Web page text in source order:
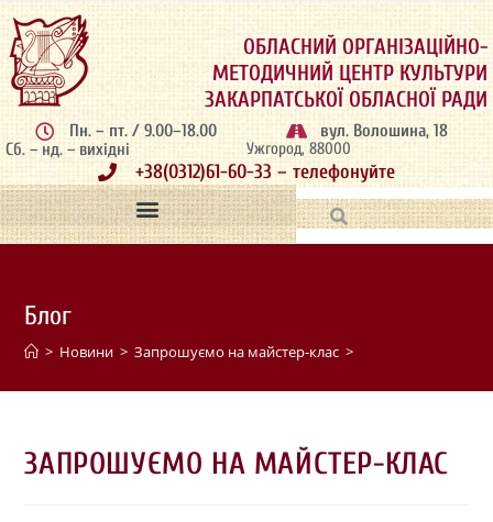
ОБЛАСНИЙ ОРГАНІЗАЦІЙНО-
МЕТОДИЧНИЙ ЦЕНТР КУЛЬТУРИ
ЗАКАРПАТСЬКОЇ ОБЛАСНОЇ РАДИ
Пн. – пт. / 9.00–18.00
Сб. – нд. – вихідні
вул. Волошина, 18
Ужгород, 88000
+38(0312)61-60-33 – телефонуйте
Блог
> Новини > Запрошуємо на майстер-клас >
ЗАПРОШУЄМО НА МАЙСТЕР-КЛАС